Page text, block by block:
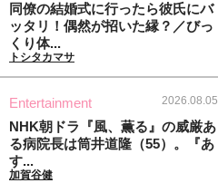
同僚の結婚式に行ったら彼氏にバ
ッタリ！偶然が招いた縁？／びっ
くり体...
トシタカマサ
Entertainment 2026.08.05
NHK朝ドラ『風、薫る』の威厳あ
る病院長は筒井道隆（55）。『あ
す...
加賀谷健